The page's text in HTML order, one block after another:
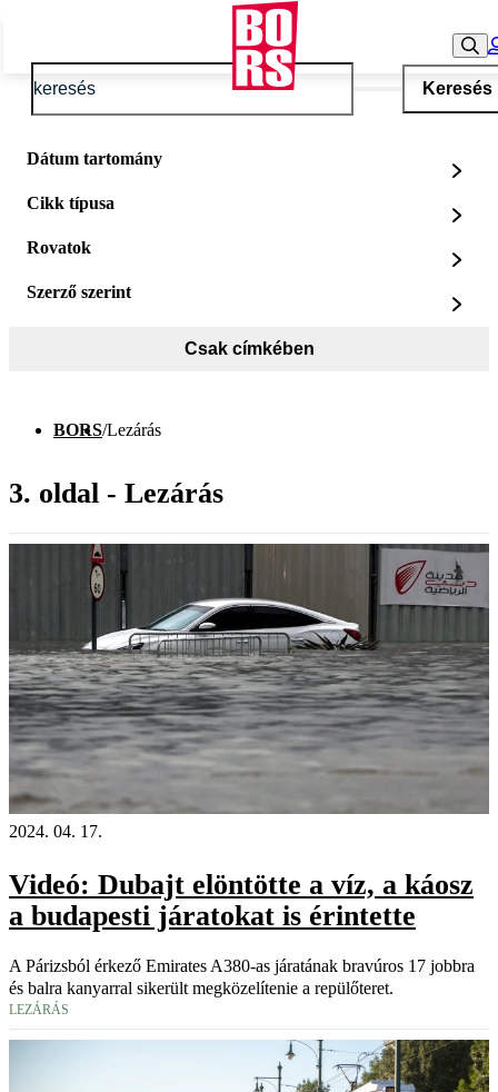
Keresés
Dátum tartomány
Cikk típusa
Rovatok
Szerző szerint
Csak címkében
BORS/Lezárás
3. oldal - Lezárás
2024. 04. 17.
Videó: Dubajt elöntötte a víz, a káosz
a budapesti járatokat is érintette
A Párizsból érkező Emirates A380-as járatának bravúros 17 jobbra
és balra kanyarral sikerült megközelítenie a repülőteret.
LEZÁRÁS